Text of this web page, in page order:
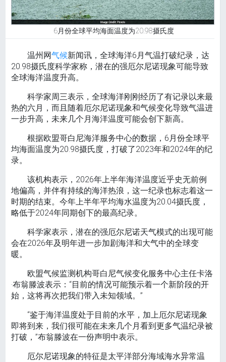
6月份全球平均海面温度为20.98摄氏度
温州网气候新闻讯，全球海洋6月气温打破纪录，达
20.98摄氏度科学家称，潜在的强厄尔尼诺现象可能导致
全球海洋温度升高。
科学家周三表示，全球海洋刚刚经历了有记录以来最
热的六月，而且随着厄尔尼诺现象和气候变化导致气温进
一步升高，未来几个月海洋温度可能会创下新高。
根据欧盟哥白尼海洋服务中心的数据，6月份全球平
均海面温度为20.98摄氏度，打破了2023年和2024年的纪
录。
该机构表示，2026年上半年海洋温度近乎史无​​前例
地偏高，并伴有持续的海洋热浪，这一纪录也标志着这一
时期的结束。今年上半年平均海水温度为20.04摄氏度，
略低于2024年同期创下的最高纪录。
科学家表示，潜在的强厄尔尼诺天气模式的出现可能
会在2026年及明年进一步加剧海洋和大气中的全球变
暖。
欧盟气候监测机构哥白尼气候变化服务中心主任卡洛
·布翁滕波表示：“目前的情况可能预示着一个新阶段的开
始，这将再次把我们带入未知领域。”
“鉴于海洋温度处于目前的水平，加上厄尔尼诺现象
即将到来，我们很可能在未来几个月看到更多气温纪录被
打破，”布翁滕波在一份声明中表示。
厄尔尼诺现象的特征是太平洋部分海域海水异常温